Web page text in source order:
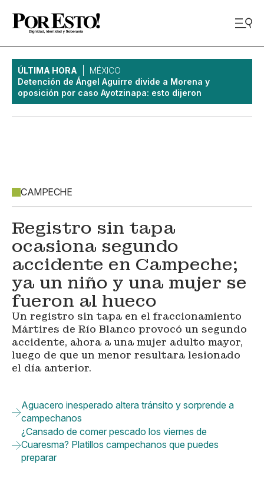
ÚLTIMA HORA
MÉXICO
Detención de Ángel Aguirre divide a Morena y
oposición por caso Ayotzinapa: esto dijeron
CAMPECHE
Registro sin tapa
ocasiona segundo
accidente en Campeche;
ya un niño y una mujer se
fueron al hueco
Un registro sin tapa en el fraccionamiento
Mártires de Río Blanco provocó un segundo
accidente, ahora a una mujer adulto mayor,
luego de que un menor resultara lesionado
el día anterior.
Aguacero inesperado altera tránsito y sorprende a
campechanos
¿Cansado de comer pescado los viernes de
Cuaresma? Platillos campechanos que puedes
preparar